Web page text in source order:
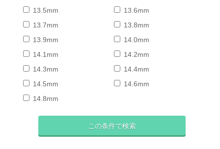
13.5mm
13.6mm
13.7mm
13.8mm
13.9mm
14.0mm
14.1mm
14.2mm
14.3mm
14.4mm
14.5mm
14.6mm
14.8mm